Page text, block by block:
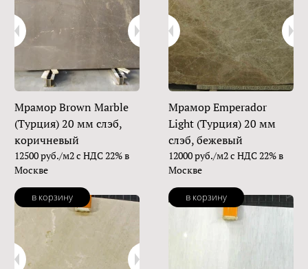
Мрамор Brown Marble
(Турция) 20 мм слэб,
коричневый
12500 руб./м2 с НДС 22% в
Москве
в корзину
Мрамор Emperador
Light (Турция) 20 мм
слэб, бежевый
12000 руб./м2 с НДС 22% в
Москве
в корзину